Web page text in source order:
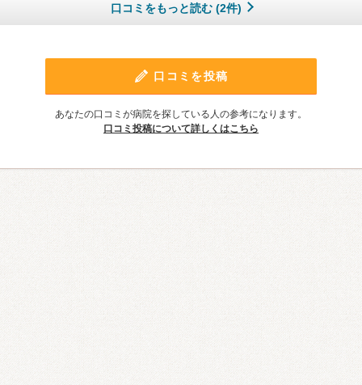
口コミをもっと読む (2件)
口コミを投稿
あなたの口コミが病院を探している人の参考になります。
口コミ投稿について詳しくはこちら